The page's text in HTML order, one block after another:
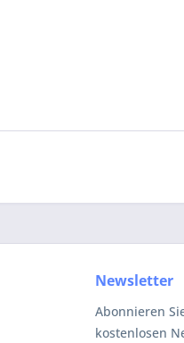
Newsletter
Abonnieren
kostenlosen